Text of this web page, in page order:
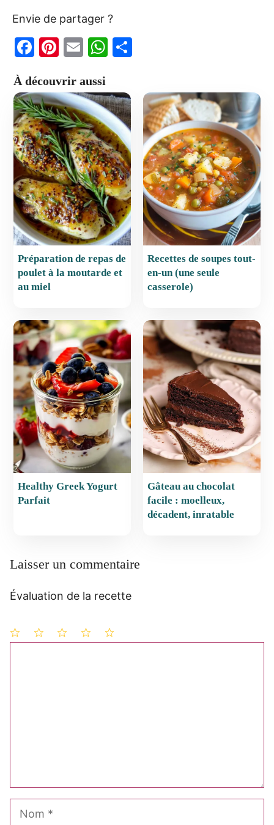
Envie de partager ?
F
c
e
b
o
o
k
Pi
er
e
st
E
ai
l
W
at
s
A
p
p
ta
g
er
À découvrir aussi
Préparation de repas de
poulet à la moutarde et
au miel
Recettes de soupes tout-
en-un (une seule
casserole)
Healthy Greek Yogurt
Parfait
Gâteau au chocolat
facile : moelleux,
décadent, inratable
Laisser un commentaire
Évaluation de la recette
Nom